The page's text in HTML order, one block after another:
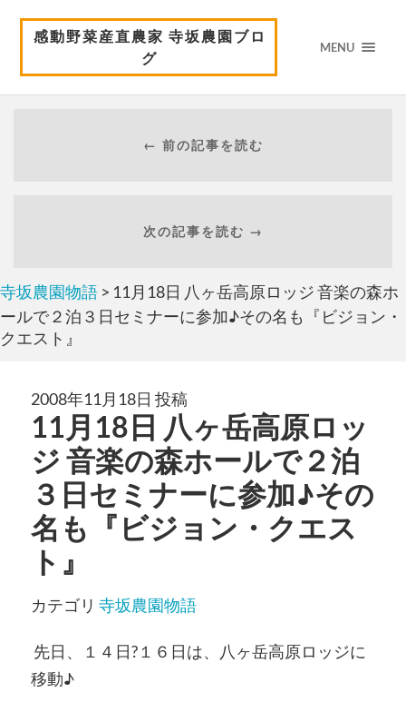
感動野菜産直農家 寺坂農園ブロ
グ
MENU
← 前の記事を読む
次の記事を読む →
寺坂農園物語 > 11月18日 八ヶ岳高原ロッジ 音楽の森ホ
ールで２泊３日セミナーに参加♪その名も『ビジョン・
クエスト』
2008年11月18日 投稿
11月18日 八ヶ岳高原ロッ
ジ 音楽の森ホールで２泊
３日セミナーに参加♪その
名も『ビジョン・クエス
ト』
カテゴリ 寺坂農園物語
先日、１４日?１６日は、八ヶ岳高原ロッジに
移動♪